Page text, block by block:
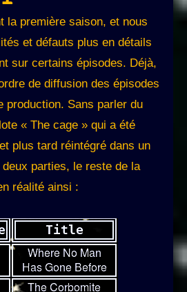
la première saison, et nous
et défauts plus en détails
sur certains épisodes. Déjà,
de diffusion des épisodes
production. Sans parler du
« The cage » qui a été
plus tard réintégré dans un
parties, le reste de la
réalité ainsi :